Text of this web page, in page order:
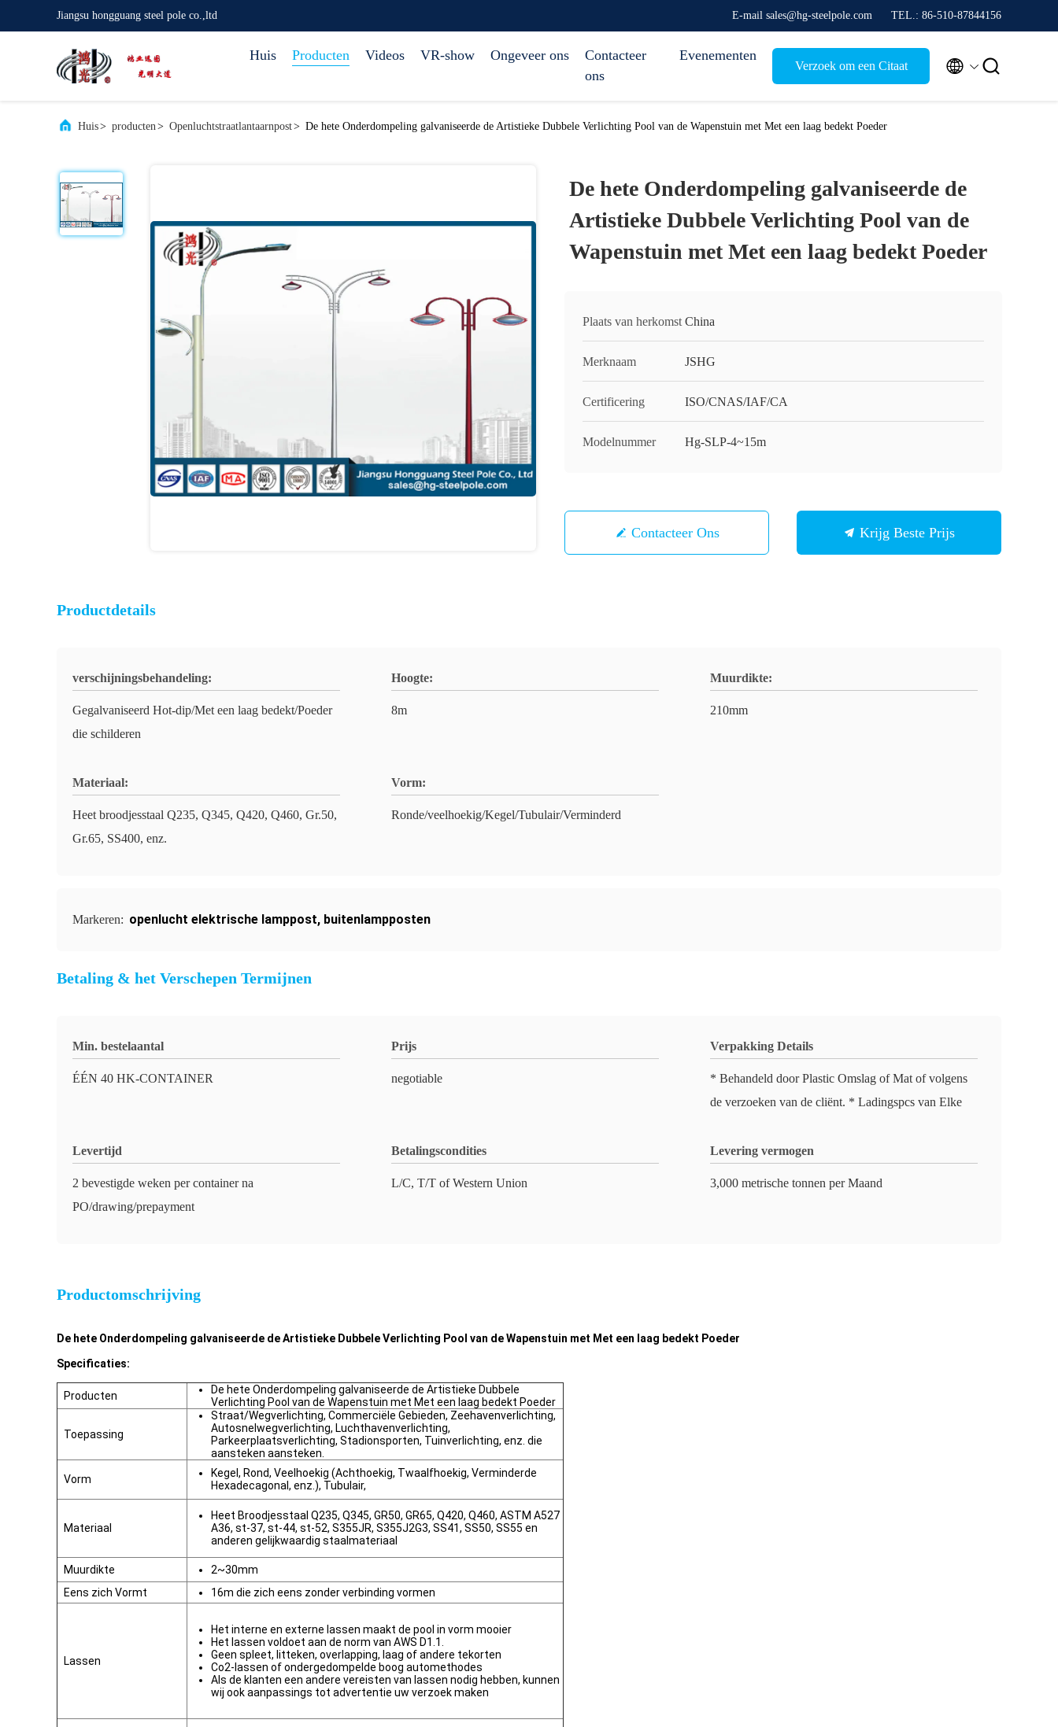
Jiangsu hongguang steel pole co.,ltd E-mail sales@hg-steelpole.com TEL.: 86-510-87844156
Huis Producten Videos VR-show Ongeveer ons
Contacteer
ons
Evenementen
Verzoek om een Citaat  
Huis> producten> Openluchtstraatlantaarnpost> De hete Onderdompeling galvaniseerde de Artistieke Dubbele Verlichting Pool van de Wapenstuin met Met een laag bedekt Poeder
De hete Onderdompeling galvaniseerde de
Artistieke Dubbele Verlichting Pool van de
Wapenstuin met Met een laag bedekt Poeder
Plaats van herkomst China
Merknaam JSHG
Certificering ISO/CNAS/IAF/CA
Modelnummer Hg-SLP-4~15m
Contacteer Ons Krijg Beste Prijs
Productdetails
verschijningsbehandeling:
Gegalvaniseerd Hot-dip/Met een laag bedekt/Poeder
die schilderen
Hoogte:
8m
Muurdikte:
210mm
Materiaal:
Heet broodjesstaal Q235, Q345, Q420, Q460, Gr.50,
Gr.65, SS400, enz.
Vorm:
Ronde/veelhoekig/Kegel/Tubulair/Verminderd
Markeren: openlucht elektrische lamppost, buitenlampposten
Betaling & het Verschepen Termijnen
Min. bestelaantal
ÉÉN 40 HK-CONTAINER
Prijs
negotiable
Verpakking Details
* Behandeld door Plastic Omslag of Mat of volgens
de verzoeken van de cliënt. * Ladingspcs van Elke
Levertijd
2 bevestigde weken per container na
PO/drawing/prepayment
Betalingscondities
L/C, T/T of Western Union
Levering vermogen
3,000 metrische tonnen per Maand
Productomschrijving
De hete Onderdompeling galvaniseerde de Artistieke Dubbele Verlichting Pool van de Wapenstuin met Met een laag bedekt Poeder
Specificaties:
Producten
De hete Onderdompeling galvaniseerde de Artistieke Dubbele
Verlichting Pool van de Wapenstuin met Met een laag bedekt Poeder
Toepassing
Straat/Wegverlichting, Commerciële Gebieden, Zeehavenverlichting,
Autosnelwegverlichting, Luchthavenverlichting,
Parkeerplaatsverlichting, Stadionsporten, Tuinverlichting, enz. die
aansteken aansteken.
Vorm
Kegel, Rond, Veelhoekig (Achthoekig, Twaalfhoekig, Verminderde
Hexadecagonal, enz.), Tubulair,
Materiaal
Heet Broodjesstaal Q235, Q345, GR50, GR65, Q420, Q460, ASTM A527
A36, st-37, st-44, st-52, S355JR, S355J2G3, SS41, SS50, SS55 en
anderen gelijkwaardig staalmateriaal
Muurdikte
2~30mm
Eens zich Vormt
16m die zich eens zonder verbinding vormen
Lassen
Het interne en externe lassen maakt de pool in vorm mooier
Het lassen voldoet aan de norm van AWS D1.1.
Geen spleet, litteken, overlapping, laag of andere tekorten
Co2-lassen of ondergedompelde boog automethodes
Als de klanten een andere vereisten van lassen nodig hebben, kunnen
wij ook aanpassings tot advertentie uw verzoek maken